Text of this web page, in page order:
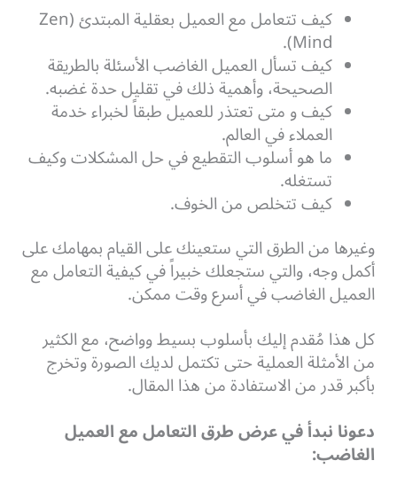
كيف تتعامل مع العميل بعقلية المبتدئ (Zen
Mind).
كيف تسأل العميل الغاضب الأسئلة بالطريقة
الصحيحة، وأهمية ذلك في تقليل حدة غضبه.
كيف و متى تعتذر للعميل طبقاً لخبراء خدمة
العملاء في العالم.
ما هو أسلوب التقطيع في حل المشكلات وكيف
تستغله.
كيف تتخلص من الخوف.
وغيرها من الطرق التي ستعينك على القيام بمهامك على
أكمل وجه، والتي ستجعلك خبيراً في كيفية التعامل مع
العميل الغاضب في أسرع وقت ممكن.
كل هذا مُقدم إليك بأسلوب بسيط وواضح، مع الكثير
من الأمثلة العملية حتى تكتمل لديك الصورة وتخرج
بأكبر قدر من الاستفادة من هذا المقال.
دعونا نبدأ في عرض طرق التعامل مع العميل
الغاضب: